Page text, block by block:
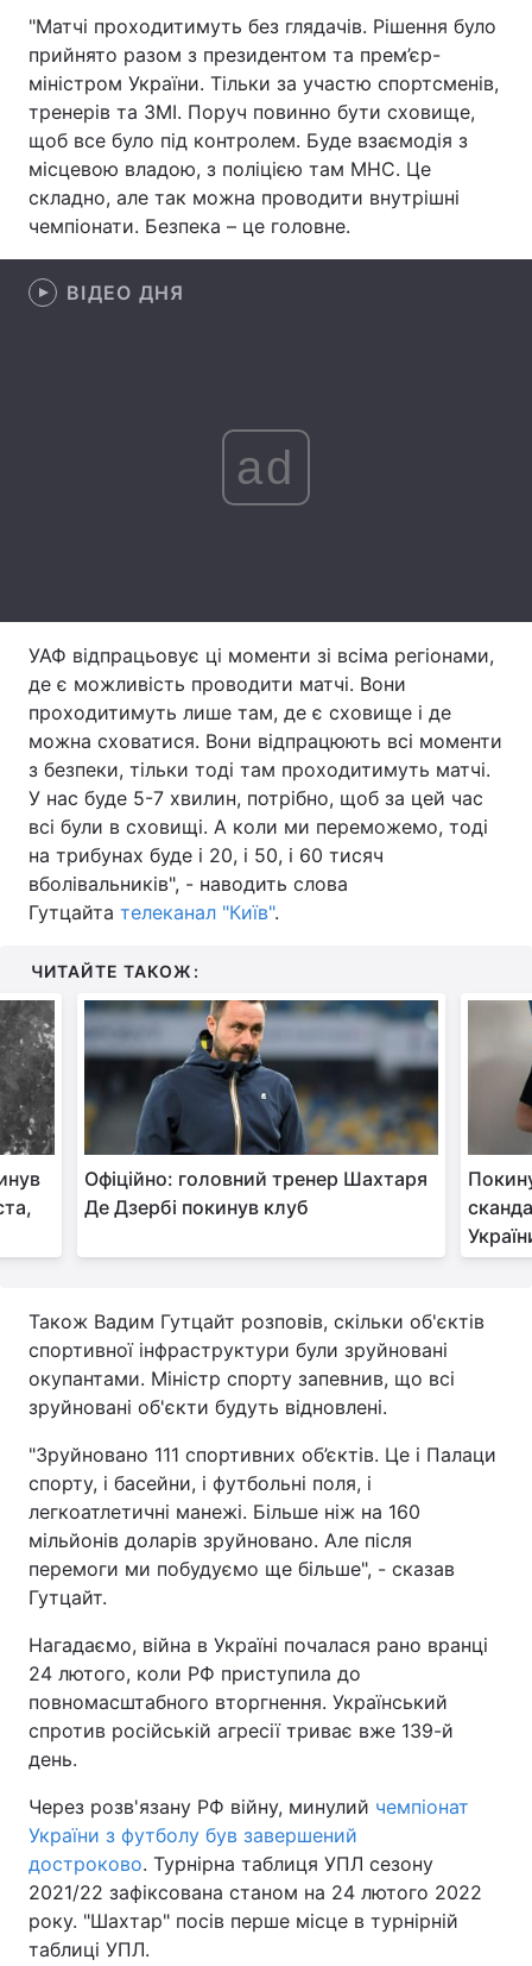
Зброя Інциденти
Здоров'я Туризм
Цікавинки Погода
Екологія Регіони
Вакансії
Тема оформлення
"Матчі проходитимуть без глядачів. Рішення було
прийнято разом з президентом та прем’єр-
міністром України. Тільки за участю спортсменів,
тренерів та ЗМІ. Поруч повинно бути сховище,
щоб все було під контролем. Буде взаємодія з
місцевою владою, з поліцією там МНС. Це
складно, але так можна проводити внутрішні
чемпіонати. Безпека – це головне.
ВІДЕО ДНЯ
ad
УАФ відпрацьовує ці моменти зі всіма регіонами,
де є можливість проводити матчі. Вони
проходитимуть лише там, де є сховище і де
можна сховатися. Вони відпрацюють всі моменти
з безпеки, тільки тоді там проходитимуть матчі.
У нас буде 5-7 хвилин, потрібно, щоб за цей час
всі були в сховищі. А коли ми переможемо, тоді
на трибунах буде і 20, і 50, і 60 тисяч
вболівальників", - наводить слова
Гутцайта телеканал "Київ".
ЧИТАЙТЕ ТАКОЖ:
Офіційно: головний тренер Шахтаря
Де Дзербі покинув клуб
Також Вадим Гутцайт розповів, скільки об'єктів
спортивної інфраструктури були зруйновані
окупантами. Міністр спорту запевнив, що всі
зруйновані об'єкти будуть відновлені.
"Зруйновано 111 спортивних об’єктів. Це і Палаци
спорту, і басейни, і футбольні поля, і
легкоатлетичні манежі. Більше ніж на 160
мільйонів доларів зруйновано. Але після
перемоги ми побудуємо ще більше", - сказав
Гутцайт.
Нагадаємо, війна в Україні почалася рано вранці
24 лютого, коли РФ приступила до
повномасштабного вторгнення. Український
спротив російській агресії триває вже 139-й
день.
Через розв'язану РФ війну, минулий чемпіонат
України з футболу був завершений
достроково. Турнірна таблиця УПЛ сезону
2021/22 зафіксована станом на 24 лютого 2022
року. "Шахтар" посів перше місце в турнірній
таблиці УПЛ.